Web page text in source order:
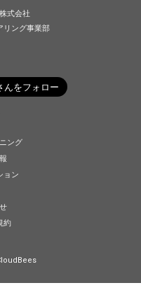
式会社
リング事業部
ング
ョン
約